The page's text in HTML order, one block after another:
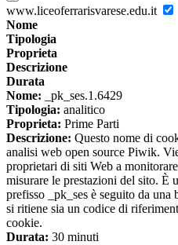
www.liceoferrarisvarese.edu.it
Nome
Tipologia
Proprieta
Descrizione
Durata
Nome: _pk_ses.1.6429
Tipologia: analitico
Proprieta: Prime Parti
Descrizione: Questo nome di
analisi web open source Piwik.
proprietari di siti Web a
misurare le prestazioni del sito. È
prefisso _pk_ses è seguito da una
si ritiene sia un codice di
cookie.
Durata: 30 minuti